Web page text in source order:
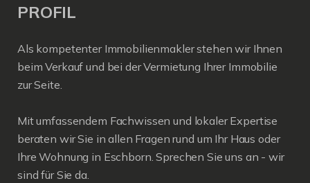
PROFIL
Als kompetenter Immobilienmakler stehen wir Ihnen
beim Verkauf und bei der Vermietung Ihrer Immobilie
zur Seite.
Mit umfassendem Fachwissen und lokaler Expertise
beraten wir Sie in allen Fragen rund um Ihr Haus oder
Ihre Wohnung in Eschborn. Sprechen Sie uns an - wir
sind für Sie da.